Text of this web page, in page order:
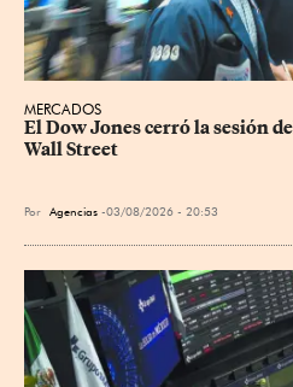
MERCADOS
El Dow Jones cerró la sesión
Wall Street
Por Agencias 03/08/2026 - 20:53